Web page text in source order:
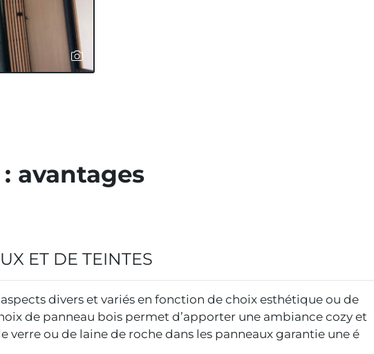
avantages
ET DE TEINTES
divers et variés en fonction de choix esthétique ou de
de panneau bois permet d’apporter une ambiance cozy et
verre ou de laine de roche dans les panneaux garantie une é